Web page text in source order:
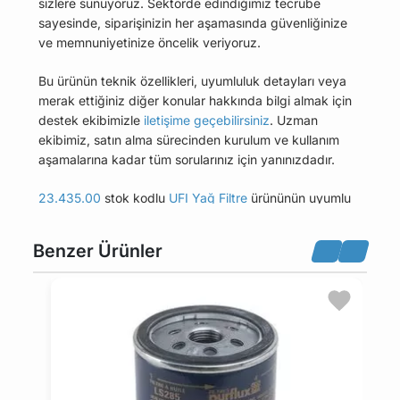
sizlere sunuyoruz. Sektörde edindiğimiz tecrübe
sayesinde, siparişinizin her aşamasında güvenliğinize
ve memnuniyetinize öncelik veriyoruz.
Bu ürünün teknik özellikleri, uyumluluk detayları veya
merak ettiğiniz diğer konular hakkında bilgi almak için
destek ekibimizle iletişime geçebilirsiniz. Uzman
ekibimiz, satın alma sürecinden kurulum ve kullanım
aşamalarına kadar tüm sorularınız için yanınızdadır.
23.435.00 stok kodlu UFI Yağ Filtre ürününün uyumlu
bulabilirsiniz.
Bu üründen en fazla 5 adet sipariş verilebilir. 5
adedin üzerindeki siparişleri iptal etme hakkı
maviparca.com tarafından saklı tutulmaktadır.
Belirlenen bu limit kurumsal siparişlerde geçerli
değildir. Kurumsal siparişler için farklı limitler ve
özel teklifler sunulabilmektedir.
Benzer Ürünler